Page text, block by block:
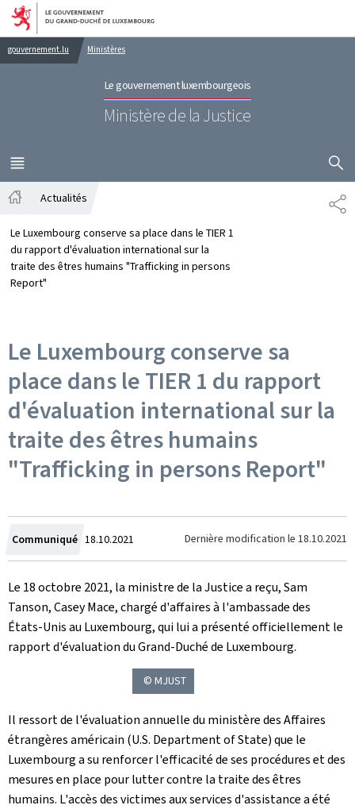
Aller au menu principal
Aller au contenu
gouvernement.lu Ministères
Le gouvernement luxembourgeois
Ministère de la Justice
MENU
PRINCIPAL
Actualités
Le Luxembourg conserve sa place dans le TIER 1
du rapport d'évaluation international sur la
traite des êtres humains "Trafficking in persons
Report"
Le Luxembourg conserve sa
place dans le TIER 1 du rapport
d'évaluation international sur la
traite des êtres humains
"Trafficking in persons Report"
Communiqué Crée
le
18.10.2021 Dernière modification le 18.10.2021
Le 18 octobre 2021, la ministre de la Justice a reçu, Sam
Tanson, Casey Mace, chargé d'affaires à l'ambassade des
États-Unis au Luxembourg, qui lui a présenté officiellement le
rapport d'évaluation du Grand-Duché de Luxembourg.
© MJUST
Il ressort de l'évaluation annuelle du ministère des Affaires
étrangères américain (U.S. Department of State) que le
Luxembourg a su renforcer l'efficacité de ses procédures et des
mesures en place pour lutter contre la traite des êtres
humains. L'accès des victimes aux services d'assistance a été